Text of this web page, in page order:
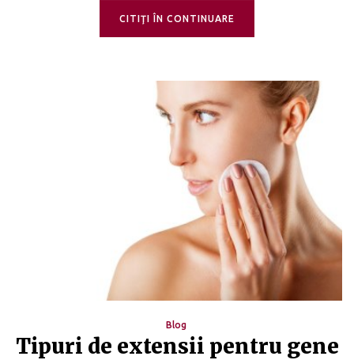
CITIŢI ÎN CONTINUARE
Blog
Tipuri de extensii pentru gene